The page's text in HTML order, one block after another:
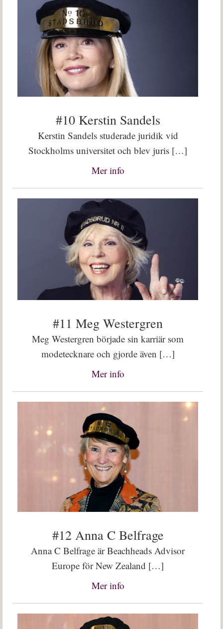
#10 Kerstin Sandels
Kerstin Sandels studerade juridik vid
Stockholms universitet och blev juris […]
Mer info
#11 Meg Westergren
Meg Westergren började sin karriär som
modetecknare och gjorde även […]
Mer info
#12 Anna C Belfrage
Anna C Belfrage är Beachheads Advisor
Europe för New Zealand […]
Mer info